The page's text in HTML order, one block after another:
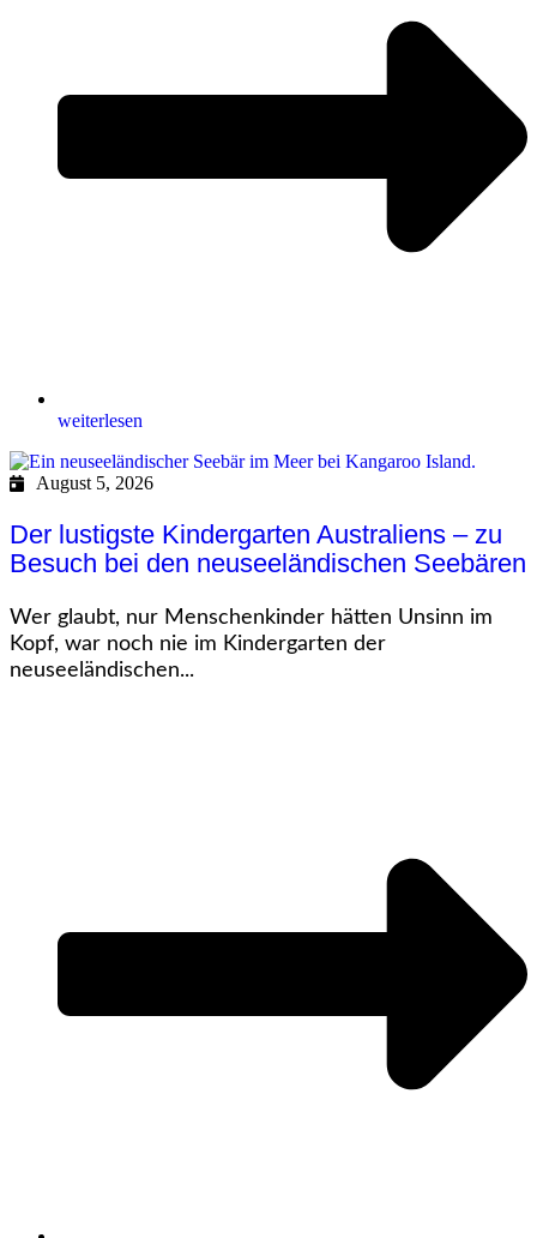
weiterlesen
August 5, 2026
Der lustigste Kindergarten Australiens – zu
Besuch bei den neuseeländischen Seebären
Wer glaubt, nur Menschenkinder hätten Unsinn im
Kopf, war noch nie im Kindergarten der
neuseeländischen...